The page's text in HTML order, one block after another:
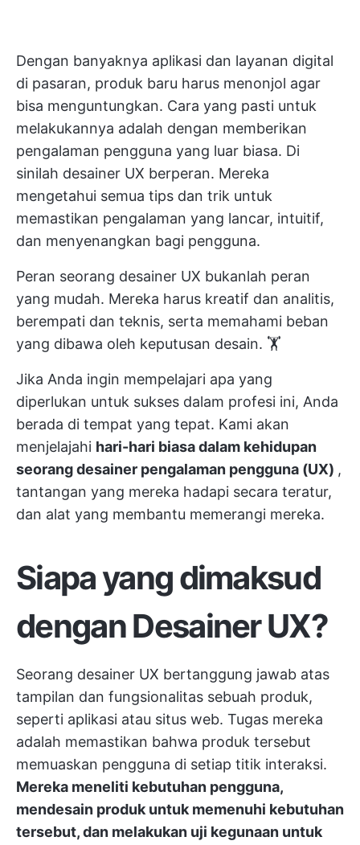
Dengan banyaknya aplikasi dan layanan digital
di pasaran, produk baru harus menonjol agar
bisa menguntungkan. Cara yang pasti untuk
melakukannya adalah dengan memberikan
pengalaman pengguna yang luar biasa. Di
sinilah desainer UX berperan. Mereka
mengetahui semua tips dan trik untuk
memastikan pengalaman yang lancar, intuitif,
dan menyenangkan bagi pengguna.
Peran seorang desainer UX bukanlah peran
yang mudah. Mereka harus kreatif dan analitis,
berempati dan teknis, serta memahami beban
yang dibawa oleh keputusan desain. 🏋️
Jika Anda ingin mempelajari apa yang
diperlukan untuk sukses dalam profesi ini, Anda
berada di tempat yang tepat. Kami akan
menjelajahi hari-hari biasa dalam kehidupan
seorang desainer pengalaman pengguna (UX) ,
tantangan yang mereka hadapi secara teratur,
dan alat yang membantu memerangi mereka.
Siapa yang dimaksud
dengan Desainer UX?
Seorang desainer UX bertanggung jawab atas
tampilan dan fungsionalitas sebuah produk,
seperti aplikasi atau situs web. Tugas mereka
adalah memastikan bahwa produk tersebut
memuaskan pengguna di setiap titik interaksi.
Mereka meneliti kebutuhan pengguna,
mendesain produk untuk memenuhi kebutuhan
tersebut, dan melakukan uji kegunaan untuk